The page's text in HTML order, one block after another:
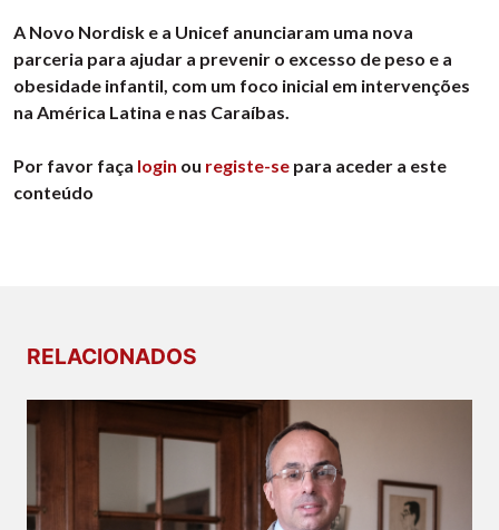
A Novo Nordisk e a Unicef anunciaram uma nova
parceria para ajudar a prevenir o excesso de peso e a
obesidade infantil, com um foco inicial em intervenções
na América Latina e nas Caraíbas.
Por favor faça login ou registe-se para aceder a este
conteúdo
RELACIONADOS